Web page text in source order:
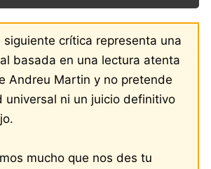
siguiente crítica representa una
basada en una lectura atenta
Andreu Martin y no pretende
universal ni un juicio definitivo
mucho que nos des tu